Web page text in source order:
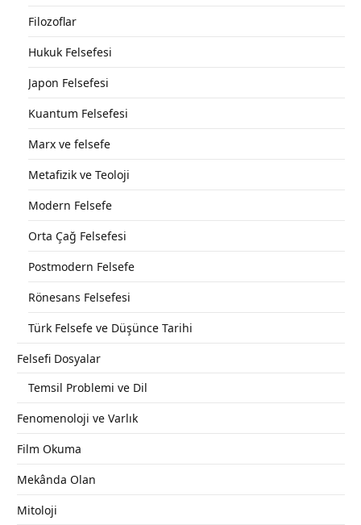
Filozoflar
Hukuk Felsefesi
Japon Felsefesi
Kuantum Felsefesi
Marx ve felsefe
Metafizik ve Teoloji
Modern Felsefe
Orta Çağ Felsefesi
Postmodern Felsefe
Rönesans Felsefesi
Türk Felsefe ve Düşünce Tarihi
Felsefi Dosyalar
Temsil Problemi ve Dil
Fenomenoloji ve Varlık
Film Okuma
Mekânda Olan
Mitoloji